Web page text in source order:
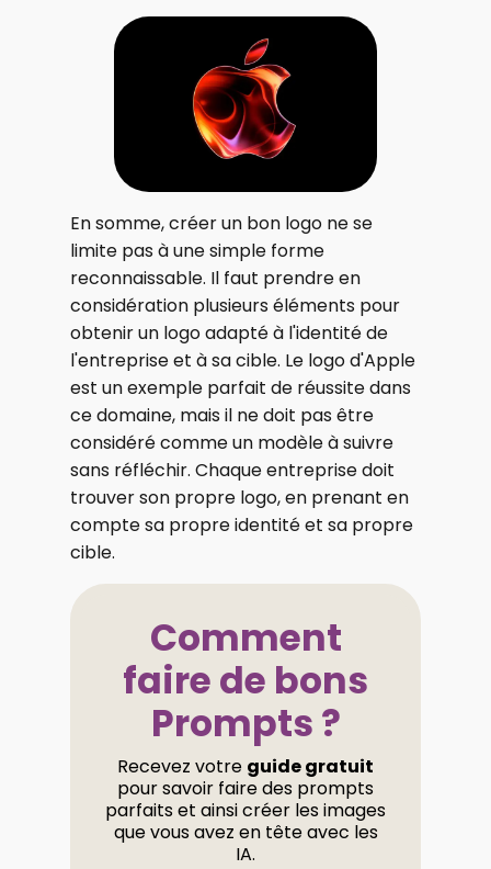
En somme, créer un bon logo ne se
limite pas à une simple forme
reconnaissable. Il faut prendre en
considération plusieurs éléments pour
obtenir un logo adapté à l'identité de
l'entreprise et à sa cible. Le logo d'Apple
est un exemple parfait de réussite dans
ce domaine, mais il ne doit pas être
considéré comme un modèle à suivre
sans réfléchir. Chaque entreprise doit
trouver son propre logo, en prenant en
compte sa propre identité et sa propre
cible.
Comment
faire de bons
Prompts ?
Recevez votre guide gratuit
pour savoir faire des prompts
parfaits et ainsi créer les images
que vous avez en tête avec les
IA.